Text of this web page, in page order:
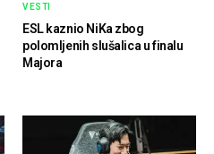
VESTI
ESL kaznio NiKa zbog
polomljenih slušalica u finalu
Majora